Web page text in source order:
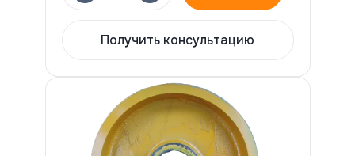
Получить консультацию